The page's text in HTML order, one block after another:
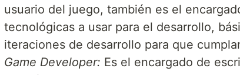
usuario del juego, también es el
tecnológicas a usar para el desarrollo,
iteraciones de desarrollo para que
Game Developer: Es el encargado de